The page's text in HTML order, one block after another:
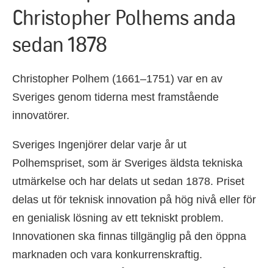
Christopher Polhems anda
sedan 1878
Christopher Polhem (1661–1751) var en av
Sveriges genom tiderna mest framstående
innovatörer.
Sveriges Ingenjörer delar varje år ut
Polhemspriset, som är Sveriges äldsta tekniska
utmärkelse och har delats ut sedan 1878. Priset
delas ut för teknisk innovation på hög nivå eller för
en genialisk lösning av ett tekniskt problem.
Innovationen ska finnas tillgänglig på den öppna
marknaden och vara konkurrenskraftig.